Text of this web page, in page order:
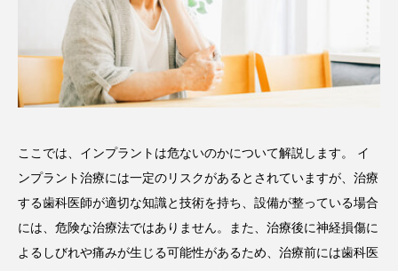
ここでは、インプラントは危ないのかについて解説します。 イ
ンプラント治療には一定のリスクがあるとされていますが、治療
する歯科医師が適切な知識と技術を持ち、設備が整っている場合
には、危険な治療法ではありません。また、治療後に神経損傷に
よるしびれや痛みが生じる可能性があるため、治療前には歯科医